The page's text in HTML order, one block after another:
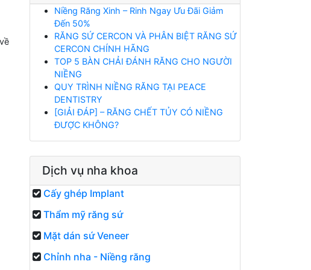
Niềng Răng Xinh – Rinh Ngay Ưu Đãi Giảm
Đến 50%
RĂNG SỨ CERCON VÀ PHÂN BIỆT RĂNG SỨ
CERCON CHÍNH HÃNG
TOP 5 BÀN CHẢI ĐÁNH RĂNG CHO NGƯỜI
NIỀNG
QUY TRÌNH NIỀNG RĂNG TẠI PEACE
DENTISTRY
[GIẢI ĐÁP] – RĂNG CHẾT TỦY CÓ NIỀNG
ĐƯỢC KHÔNG?
Dịch vụ nha khoa
Cấy ghép Implant
Thẩm mỹ răng sứ
Mặt dán sứ Veneer
Chỉnh nha - Niềng răng